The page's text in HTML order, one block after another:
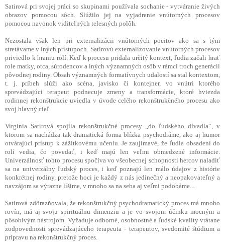
Satirová pri svojej práci so skupinami používala sochanie - vytváranie živých
obrazov pomocou sôch. Slúžilo jej na vyjadrenie vnútorných procesov
pomocou navonok viditeľných telesných polôh.
Nezostala však len pri externalizácii vnútorných pocitov ako sa s tým
stretávame v iných prístupoch. Satirovú externalizovanie vnútorných procesov
priviedlo k hraniu rolí. Keď k procesu pridala určitý kontext, ľudia začali hrať
role matky, otca, súrodencov a iných významných osôb v rámci troch generácií
pôvodnej rodiny. Obsah významných formatívnych udalostí sa stal kontextom,
t. j. príbeh slúži ako scéna, javisko či kontejner, vo vnútri ktorého
sprevádzajúci terapeut podnecuje zmeny a transformácie, ktoré hviezda
rodinnej rekonštrukcie uviedla v úvode celého rekonštrukčného procesu ako
svoj hlavný cieľ.
Virginia Satirová spojila rekonštrukčné procesy „do ľudského divadla“, v
ktorom sa nachádza tak dramatická forma blízka psychodráme, ako aj humor
otvárajúci prístup k zážitkovému učeniu. Je zaujímavé, že ľudia obsadení do
rolí vedia, čo povedať, i keď majú len veľmi obmedzené informácie.
Univerzálnosť tohto procesu spočíva vo všeobecnej schopnosti hercov naladiť
sa na univerzálny ľudský proces, i keď poznajú len málo údajov z histórie
konkrétnej rodiny, pretože hoci je každý z nás jedinečný a neopakovateľný a
navzájom sa výrazne líšime, v mnoho sa na seba aj veľmi podobáme...
Satirová zdôrazňovala, že rekonštrukčný psychodramatický proces má mnoho
rovín, má aj svoju spirituálnu dimenziu a je vo svojom účinku mocným a
pôsobivým nástrojom. Vyžaduje odborné, osobnostné a ľudské kvality vrátane
zodpovednosti sprevádzajúceho terapeuta - terapeutov, svedomité štúdium a
prípravu na rekonštrukčný proces.